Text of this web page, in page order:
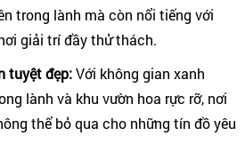
trong lành mà còn nổi tiếng với
giải trí đầy thử thách.
tuyệt đẹp:Với không gian xanh
lành và khu vườn hoa rực rỡ, nơi
thể bỏ qua cho những tín đồ yêu